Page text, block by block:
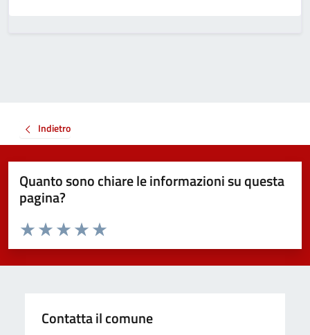
Indietro
Quanto sono chiare le informazioni su questa
pagina?
Valuta da 1 a 5 stelle la pagina
Valuta 5 stelle su 5
Valuta 4 stelle su 5
Valuta 3 stelle su 5
Valuta 2 stelle su 5
Valuta 1 stelle su 5
Contatta il comune